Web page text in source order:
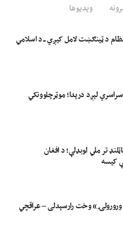
ویدیوها
د ټینګښت لامل کیږي ــ د اسلامي
لېږد درېدا؛ موټرچلوونکي
تر ملي لوبډلې؛ د افغان
کیسه
وخت رارسېدلی – عراقچي